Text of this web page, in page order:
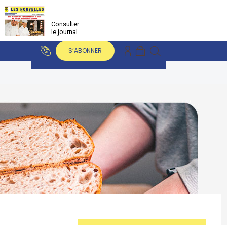
Consulter
le journal
S’ABONNER